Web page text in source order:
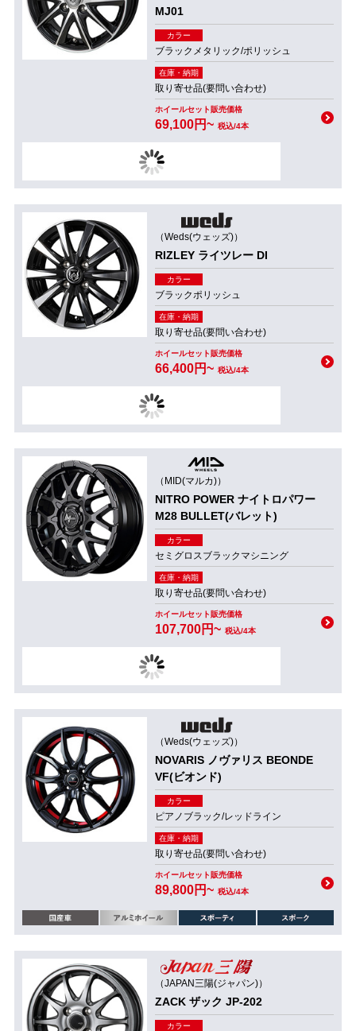
MJ01
カラー
ブラックメタリック/ポリッシュ
在庫・納期
取り寄せ品(要問い合わせ)
ホイールセット販売価格
69,100円~ 税込/4本
（Weds(ウェッズ)）
RIZLEY ライツレー DI
カラー
ブラックポリッシュ
在庫・納期
取り寄せ品(要問い合わせ)
ホイールセット販売価格
66,400円~ 税込/4本
（MID(マルカ)）
NITRO POWER ナイトロパワー
M28 BULLET(バレット)
カラー
セミグロスブラックマシニング
在庫・納期
取り寄せ品(要問い合わせ)
ホイールセット販売価格
107,700円~ 税込/4本
（Weds(ウェッズ)）
NOVARIS ノヴァリス BEONDE
VF(ビオンド)
カラー
ピアノブラック/レッドライン
在庫・納期
取り寄せ品(要問い合わせ)
ホイールセット販売価格
89,800円~ 税込/4本
（JAPAN三陽(ジャパン)）
ZACK ザック JP-202
カラー